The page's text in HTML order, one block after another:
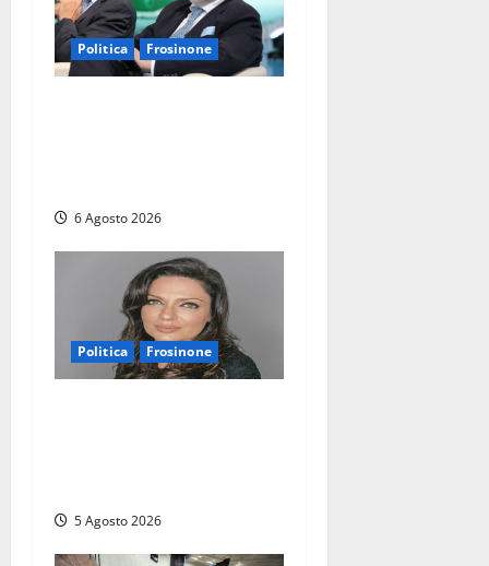
Politica Frosinone
6 Agosto 2026
Politica Frosinone
5 Agosto 2026